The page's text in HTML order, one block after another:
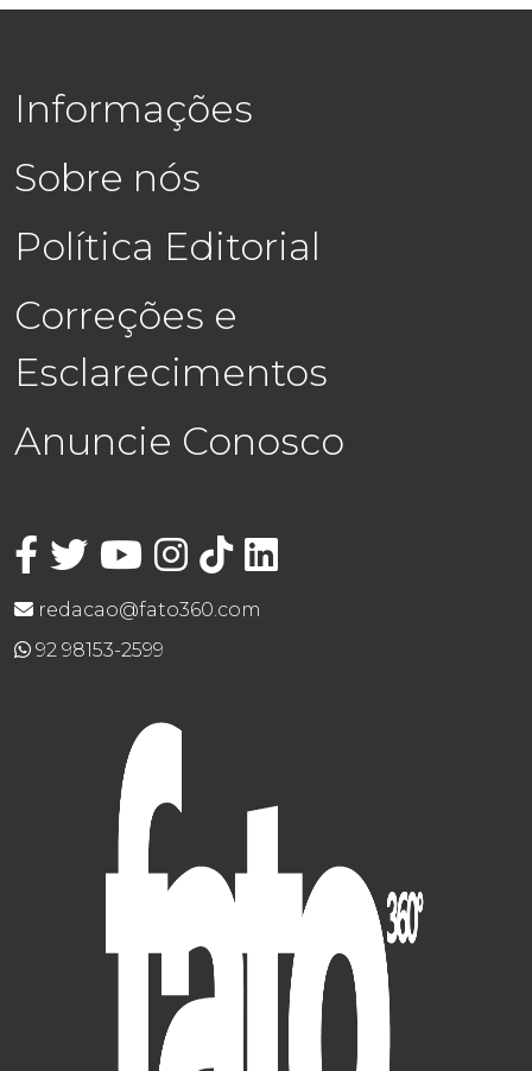
Informações
Sobre nós
Política Editorial
Correções e
Esclarecimentos
Anuncie Conosco
redacao@fato360.com
92 98153-2599